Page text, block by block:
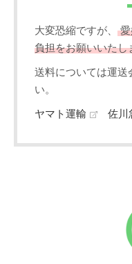
大変恐縮ですが、 愛
負担をお願いいたし
送料については運送
い。
ヤマト運輸 佐川